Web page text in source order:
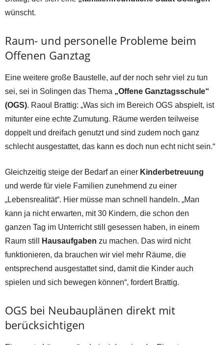
wünscht.
Raum- und personelle Probleme beim
Offenen Ganztag
Eine weitere große Baustelle, auf der noch sehr viel zu tun
sei, sei in Solingen das Thema „Offene Ganztagsschule“
(OGS). Raoul Brattig: „Was sich im Bereich OGS abspielt, ist
mitunter eine echte Zumutung. Räume werden teilweise
doppelt und dreifach genutzt und sind zudem noch ganz
schlecht ausgestattet, das kann es doch nun echt nicht sein.“
Gleichzeitig steige der Bedarf an einer Kinderbetreuung
und werde für viele Familien zunehmend zu einer
„Lebensrealität“. Hier müsse man schnell handeln. „Man
kann ja nicht erwarten, mit 30 Kindern, die schon den
ganzen Tag im Unterricht still gesessen haben, in einem
Raum still
Hausaufgaben zu machen. Das wird nicht
funktionieren, da brauchen wir viel mehr Räume, die
entsprechend ausgestattet sind, damit die Kinder auch
spielen und sich bewegen können“, fordert Brattig.
OGS bei Neubauplänen direkt mit
berücksichtigen